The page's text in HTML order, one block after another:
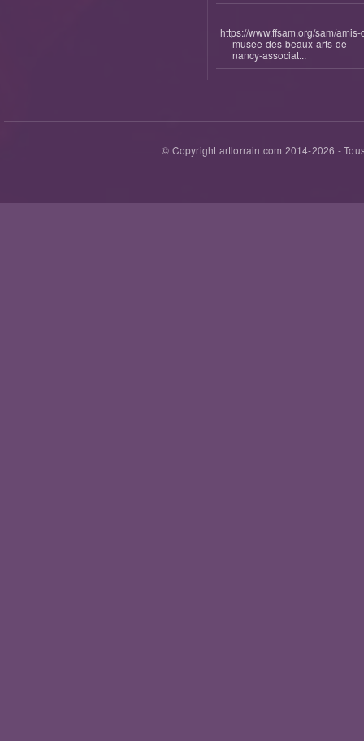
https://www.ffsam.org/sam/amis-
musee-des-beaux-arts-de-
nancy-associat...
© Copyright artlorrain.com 2014-2026 -